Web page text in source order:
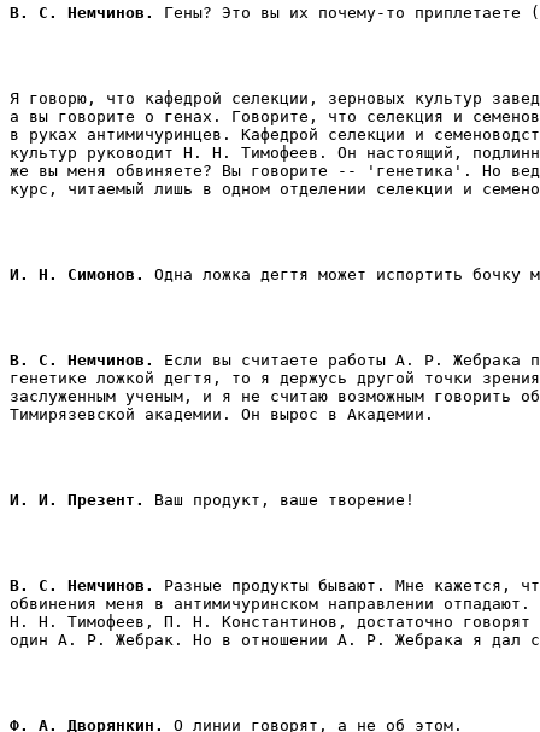
В. С. Немчинов. Гены? Это вы их почему-то приплетаете (
Я говорю, что кафедрой селекции, зерновых культур
а вы говорите о генах. Говорите, что селекция и
в руках антимичуринцев. Кафедрой селекции и
культур руководит Н. Н. Тимофеев. Он настоящий,
же вы меня обвиняете? Вы говорите -- 'генетика'. Но
курс, читаемый лишь в одном отделении селекции и
И. Н. Симонов. Одна ложка дегтя может испортить бочку
В. С. Немчинов.
Если вы считаете работы А. Р. Жебрака
генетике ложкой дегтя, то я держусь другой точки
заслуженным ученым, и я не считаю возможным говорить
Тимирязевской академии. Он вырос в Академии.
И. И. Презент. Ваш продукт, ваше творение!
В. С. Немчинов.
Разные продукты бывают. Мне кажется,
обвинения меня в антимичуринском направлении
Н. Н. Тимофеев, П. Н. Константинов, достаточно говорят
Ф. А. Дворянкин. О линии говорят, а не об этом.